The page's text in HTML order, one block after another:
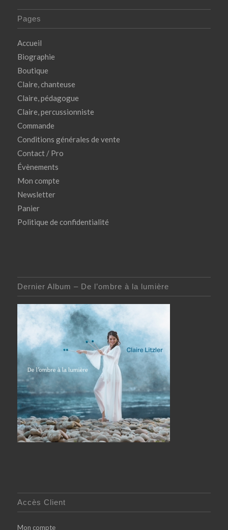
Pages
Accueil
Biographie
Boutique
Claire, chanteuse
Claire, pédagogue
Claire, percussionniste
Commande
Conditions générales de vente
Contact / Pro
Évènements
Mon compte
Newsletter
Panier
Politique de confidentialité
Dernier Album – De l’ombre à la lumière
Accès Client
Mon compte